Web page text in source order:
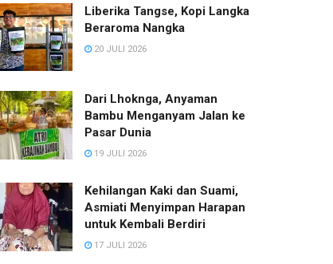
Liberika Tangse, Kopi Langka
Beraroma Nangka
20 JULI 2026
Dari Lhoknga, Anyaman
Bambu Menganyam Jalan ke
Pasar Dunia
19 JULI 2026
Kehilangan Kaki dan Suami,
Asmiati Menyimpan Harapan
untuk Kembali Berdiri
17 JULI 2026